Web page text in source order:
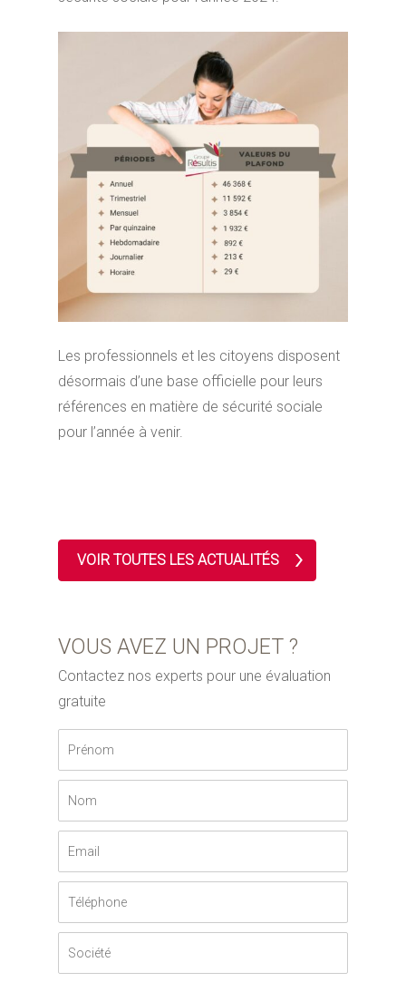
Les professionnels et les citoyens disposent
désormais d’une base officielle pour leurs
références en matière de sécurité sociale
pour l’année à venir.
VOIR TOUTES LES ACTUALITÉS
VOUS AVEZ UN PROJET ?
Contactez nos experts pour une évaluation
gratuite